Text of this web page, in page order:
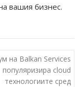
вашия бизнес.
на Balkan Services
популяризира cloud
технологиите сред